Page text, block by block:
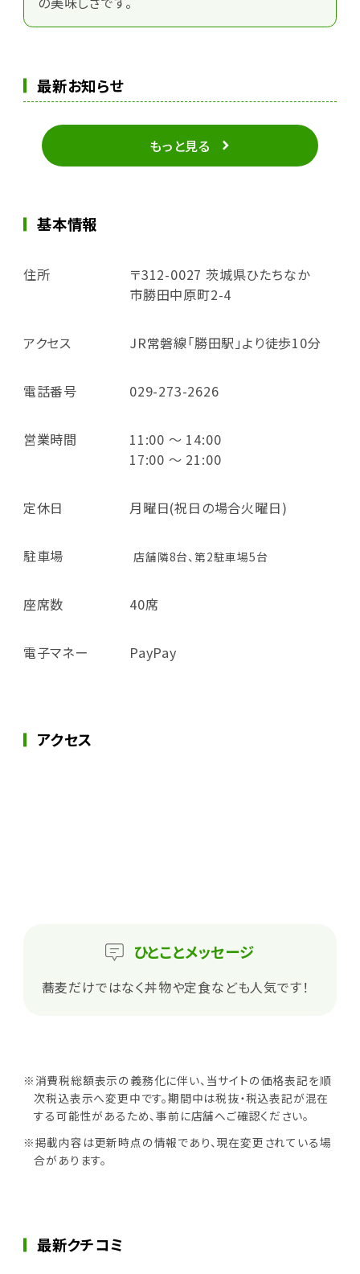
最新お知らせ
もっと見る
基本情報
住所
〒312-0027 茨城県ひたちなか
市勝田中原町2-4
アクセス JR常磐線「勝田駅」より徒歩10分
電話番号 029-273-2626
営業時間
11:00 ～ 14:00
17:00 ～ 21:00
定休日 月曜日(祝日の場合火曜日)
駐車場 店舗隣8台、第2駐車場5台
座席数 40席
電子マネー PayPay
アクセス
ひとことメッセージ
蕎麦だけではなく丼物や定食なども人気です！
※消費税総額表示の義務化に伴い、当サイトの価格表記を順
次税込表示へ変更中です。期間中は税抜・税込表記が混在
する可能性があるため、事前に店舗へご確認ください。
※掲載内容は更新時点の情報であり、現在変更されている場
合があります。
最新クチコミ